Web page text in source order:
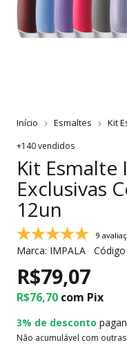
Início Esmaltes Kit
+140 vendidos
Kit Esmalte
Exclusivas
12un
9
Marca: IMPALA Código
R$79,07
R$76,70 com Pix
3% de desconto
Não acumulável com